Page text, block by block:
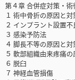
第４章 合併症対策・
１ 術中骨折の原因と対
２ インプラント設置
３ 感染予防法
４ 脚長不等の原因と対
５ 軟部組織由来疼痛
６ 脱臼
７ 神経血管損傷